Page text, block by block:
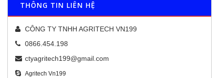
THÔNG TIN LIÊN HỆ
CÔNG TY TNHH AGRITECH VN199
0866.454.198
ctyagritech199@gmail.com
Agritech Vn199